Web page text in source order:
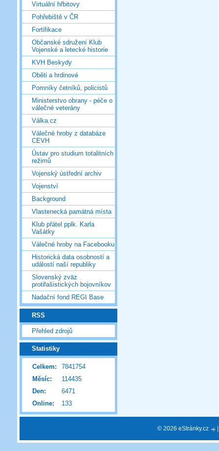
Virtuální hřbitovy
Pohřebiště v ČR
Fortifikace
Občanské sdružení Klub
Vojenské a letecké historie
KVH Beskydy
Oběti a hrdinové
Pomníky četníků, policistů
Ministerstvo obrany - péče o
válečné veterány
Válka.cz
Válečné hroby z databáze
CEVH
Ústav pro studium totalitních
režimů
Vojenský ústřední archiv
Vojenství
Background
Vlastenecká památná místa
Klub přátel pplk. Karla
Vašátky
Válečné hroby na Facebooku
Historická data osobností a
událostí naší republiky
Slovenský zväz
protifašistických bojovníkov
Nadační fond REGI Base
RSS
Přehled zdrojů
Statistiky
Online: 133
Celkem:
7841754
Měsíc:
114435
Den:
6471
© 2026 eStránky.cz